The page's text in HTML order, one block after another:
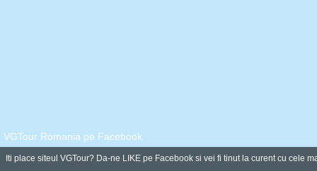
VGTour Romania pe Facebook
Iti place siteul VGTour? Da-ne LIKE pe Facebook si vei fi tinut la curent cu cele